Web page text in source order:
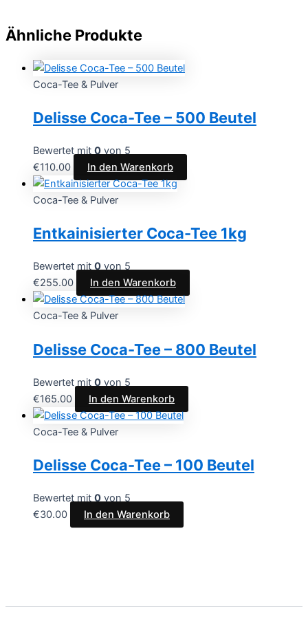
Ähnliche Produkte
Coca-Tee & Pulver
Delisse Coca-Tee – 500 Beutel
Bewertet mit 0 von 5
€110.00 In den Warenkorb
Coca-Tee & Pulver
Entkainisierter Coca-Tee 1kg
Bewertet mit 0 von 5
€255.00 In den Warenkorb
Coca-Tee & Pulver
Delisse Coca-Tee – 800 Beutel
Bewertet mit 0 von 5
€165.00 In den Warenkorb
Coca-Tee & Pulver
Delisse Coca-Tee – 100 Beutel
Bewertet mit 0 von 5
€30.00 In den Warenkorb